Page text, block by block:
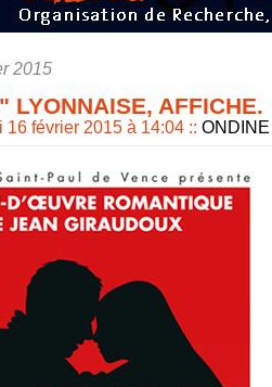
2015
LYONNAISE, AFFICHE.
16 février 2015 à 14:04 :: ONDINE